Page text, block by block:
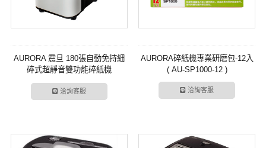
AURORA 震旦 180張自動免持細
碎式超靜音雙功能碎紙機
(AS150ACM)
洽詢客服
AURORA碎紙機專業研磨包-12入
( AU-SP1000-12 )
洽詢客服